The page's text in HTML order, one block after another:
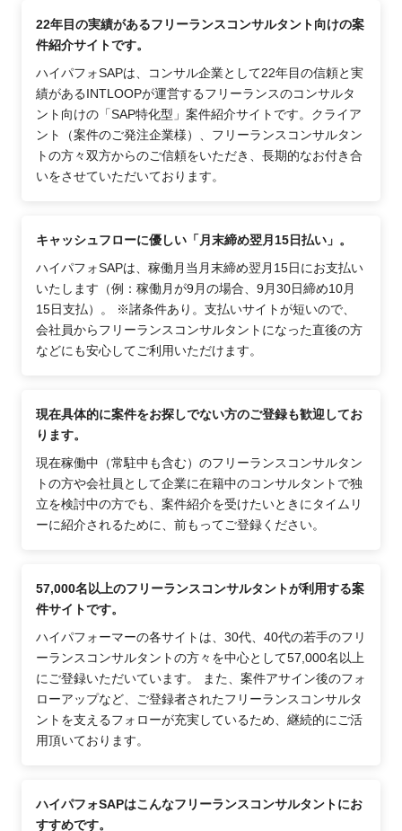
22年目の実績があるフリーランスコンサルタント向けの案
件紹介サイトです。
ハイパフォSAPは、コンサル企業として22年目の信頼と実
績があるINTLOOPが運営するフリーランスのコンサルタ
ント向けの「SAP特化型」案件紹介サイトです。クライア
ント（案件のご発注企業様）、フリーランスコンサルタン
トの方々双方からのご信頼をいただき、長期的なお付き合
いをさせていただいております。
キャッシュフローに優しい「月末締め翌月15日払い」。
ハイパフォSAPは、稼働月当月末締め翌月15日にお支払い
いたします（例：稼働月が9月の場合、9月30日締め10月
15日支払）。 ※諸条件あり。支払いサイトが短いので、
会社員からフリーランスコンサルタントになった直後の方
などにも安心してご利用いただけます。
現在具体的に案件をお探しでない方のご登録も歓迎してお
ります。
現在稼働中（常駐中も含む）のフリーランスコンサルタン
トの方や会社員として企業に在籍中のコンサルタントで独
立を検討中の方でも、案件紹介を受けたいときにタイムリ
ーに紹介されるために、前もってご登録ください。
57,000名以上のフリーランスコンサルタントが利用する案
件サイトです。
ハイパフォーマーの各サイトは、30代、40代の若手のフリ
ーランスコンサルタントの方々を中心として57,000名以上
にご登録いただいています。 また、案件アサイン後のフォ
ローアップなど、ご登録者されたフリーランスコンサルタ
ントを支えるフォローが充実しているため、継続的にご活
用頂いております。
ハイパフォSAPはこんなフリーランスコンサルタントにお
すすめです。